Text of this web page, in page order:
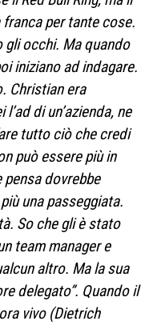
franca per tante cose.
gli occhi. Ma quando
iniziano ad indagare.
Christian era
di un’azienda, ne
tutto ciò che credi
può essere più in
dovrebbe
una passeggiata.
So che gli è stato
team manager e
altro. Ma la sua
delegato”. Quando il
vivo (Dietrich